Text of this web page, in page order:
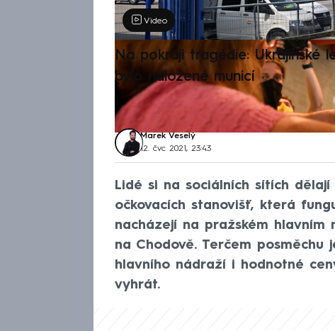
Video
Na pokraji tragédie: Ukrajinské
bylo naložené municí
Marek Veselý
12. čvc 2021, 23:43
Lidé si na sociálních sítích
očkovacích stanovišť, která
nacházejí na pražském hlavním
na Chodově. Terčem
hlavního nádraží i hodnotné
vyhrát.